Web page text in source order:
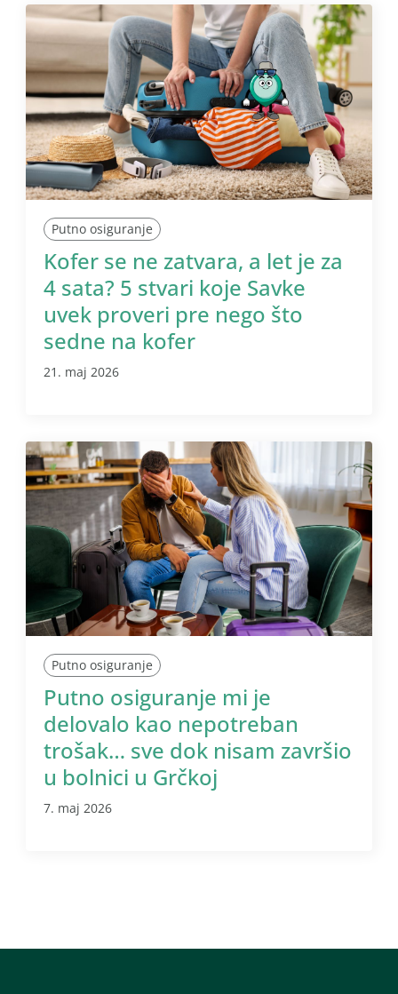
Putno osiguranje
Kofer se ne zatvara, a let je za
4 sata? 5 stvari koje Savke
uvek proveri pre nego što
sedne na kofer
21. maj 2026
Putno osiguranje
Putno osiguranje mi je
delovalo kao nepotreban
trošak… sve dok nisam završio
u bolnici u Grčkoj
7. maj 2026